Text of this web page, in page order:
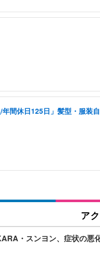
間休日125日」髪型・服装
ア
・スンヨン、症状の悪